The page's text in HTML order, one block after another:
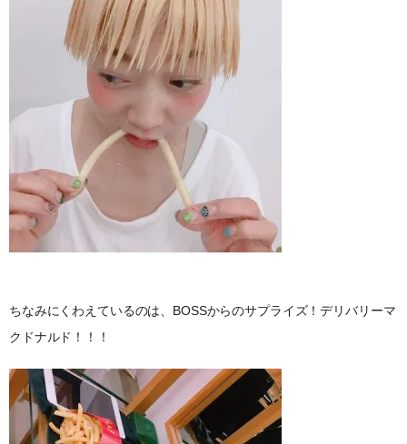
ちなみにくわえているのは、BOSSからのサプライズ！デリバリーマ
クドナルド！！！